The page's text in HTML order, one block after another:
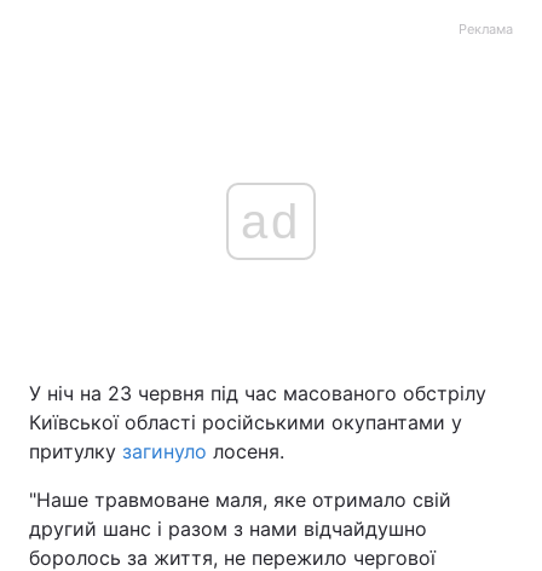
Реклама
ad
У ніч на 23 червня під час масованого обстрілу
Київської області російськими окупантами у
притулку загинуло лосеня.
"Наше травмоване маля, яке отримало свій
другий шанс і разом з нами відчайдушно
боролось за життя, не пережило чергової